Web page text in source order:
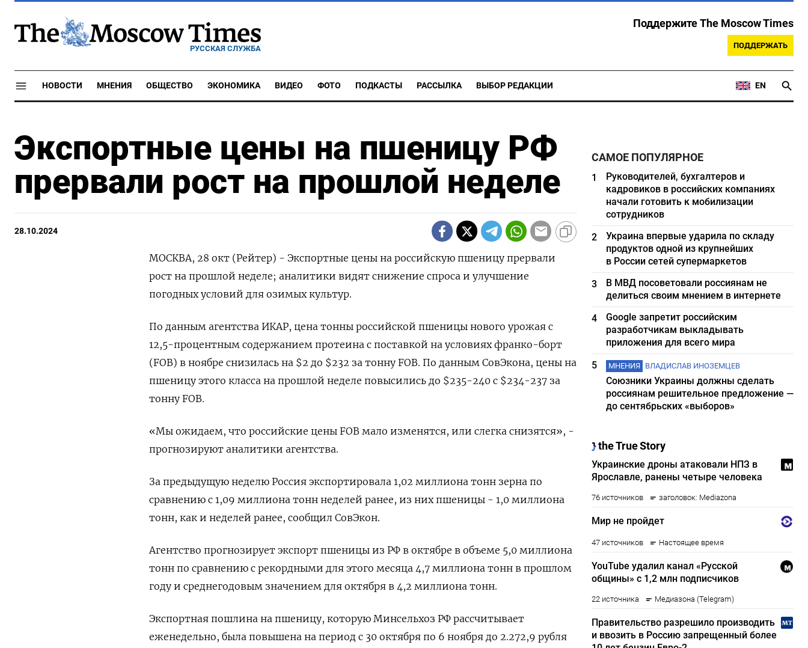
РУССКАЯ СЛУЖБА
Поддержите The Moscow Times
ПОДДЕРЖАТЬ
НОВОСТИ МНЕНИЯ ОБЩЕСТВО ЭКОНОМИКА ВИДЕО ФОТО ПОДКАСТЫ РАССЫЛКА ВЫБОР РЕДАКЦИИ EN
Экспортные цены на пшеницу РФ
прервали рост на прошлой неделе
28.10.2024
МОСКВА, 28 окт (Рейтер) - Экспортные цены на российскую пшеницу прервали
рост на прошлой неделе; аналитики видят снижение спроса и улучшение
погодных условий для озимых культур.
По данным агентства ИКАР, цена тонны российской пшеницы нового урожая с
12,5-процентным содержанием протеина с поставкой на условиях франко-борт
(FOB) в ноябре снизилась на $2 до $232 за тонну FOB. По данным СовЭкона, цены на
пшеницу этого класса на прошлой неделе повысились до $235-240 с $234-237 за
тонну FOB.
«Мы ожидаем, что российские цены FOB мало изменятся, или слегка снизятся», -
прогнозируют аналитики агентства.
За предыдущую неделю Россия экспортировала 1,02 миллиона тонн зерна по
сравнению с 1,09 миллиона тонн неделей ранее, из них пшеницы - 1,0 миллиона
тонн, как и неделей ранее, сообщил СовЭкон.
Агентство прогнозирует экспорт пшеницы из РФ в октябре в объеме 5,0 миллиона
тонн по сравнению с рекордными для этого месяца 4,7 миллиона тонн в прошлом
году и среднегодовым значением для октября в 4,2 миллиона тонн.
Экспортная пошлина на пшеницу, которую Минсельхоз РФ рассчитывает
еженедельно, была повышена на период с 30 октября по 6 ноября до 2.272,9 рубля
САМОЕ ПОПУЛЯРНОЕ
1
Руководителей, бухгалтеров и
кадровиков в российских компаниях
начали готовить к мобилизации
сотрудников
2
Украина впервые ударила по складу
продуктов одной из крупнейших
в России сетей супермаркетов
3
В МВД посоветовали россиянам не
делиться своим мнением в интернете
4
Google запретит российским
разработчикам выкладывать
приложения для всего мира
5
МНЕНИЯ ВЛАДИСЛАВ ИНОЗЕМЦЕВ
Союзники Украины должны сделать
россиянам решительное предложение —
до сентябрьских «выборов»